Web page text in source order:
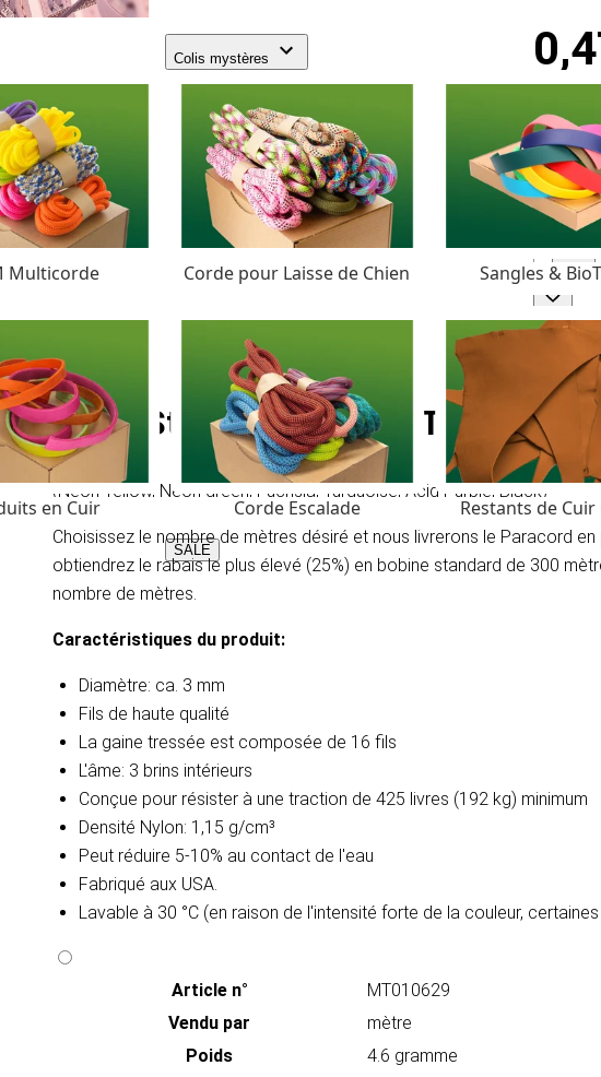
Colis mystères
Multicorde Corde pour Laisse de Chien Sangles &
en Cuir Corde Escalade Restants de Cuir
SALE
TVA
Nous
Achetez
Achetez
Quantité
Neon Stripes Paracord Type II
(Neon Yellow, Neon green, Fuchsia, Turquoise, Acid Purple, Black)​
Choisissez le nombre de mètres désiré et nous livrerons le Paracord
obtiendrez le rabais le plus élevé (25%) en bobine standard de 300
nombre de mètres.
Caractéristiques du produit:
Diamètre: ca. 3 mm
Fils de haute qualité
La gaine tressée est composée de 16 fils
L'âme: 3 brins intérieurs
Conçue pour résister à une traction de 425 livres (192 kg) minimum
Densité Nylon: 1,15 g/cm³
Peut réduire 5-10% au contact de l'eau​
Fabriqué aux USA.
Lavable à 30 °C (en raison de l'intensité forte de la couleur,
Article n°
MT010629
Vendu par
mètre
Poids
4.6 gramme